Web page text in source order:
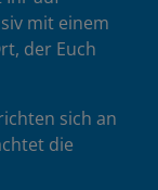
mit einem
der Euch
sich an
die